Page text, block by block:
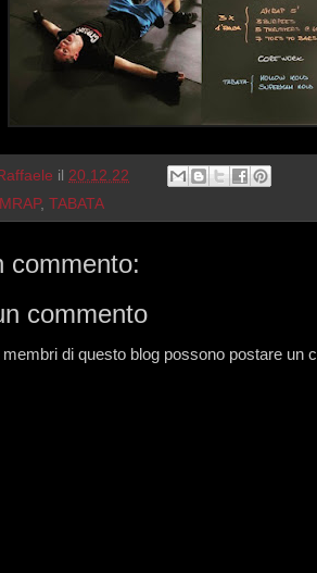
il 20.12.22
, TABATA
commento:
commento
membri di questo blog possono postare un